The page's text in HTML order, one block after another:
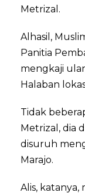
Metrizal.
Alhasil,
Panitia
mengkaji
Halaban
Tidak
Metrizal, dia
disuruh
Marajo.
Alis,